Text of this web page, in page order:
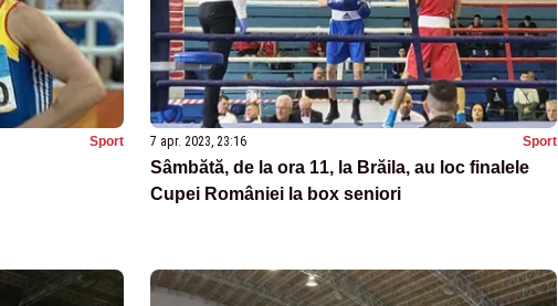
Sport 7 apr. 2023, 23:16 Sport
Sâmbătă, de la ora 11, la Brăila, au loc finalele
Cupei României la box seniori